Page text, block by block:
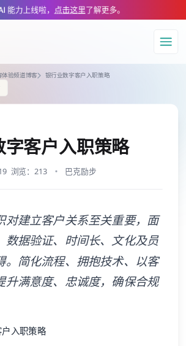
this page is available at https://
能力上线啦， 点击这里了解更多。
导航
体验频道博客 银行业数字客户入职策略
字客户入职策略
浏览：213 巴克励步
对建立客户关系至关重要，面
数据验证、时间长、文化及员
。简化流程、拥抱技术、以客
升满意度、忠诚度，确保合规